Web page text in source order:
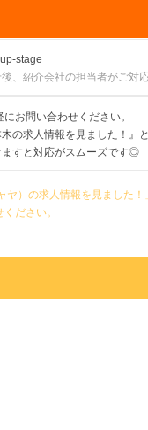
stage
、紹介会社の担当者がご対応
お問い合わせください。
木の求人情報を見ました！』と
ますと対応がスムーズです◎
ヤ）の求人情報を見ました！
ください。